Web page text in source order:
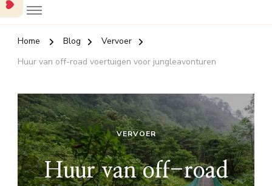
Home Blog
Vervoer
Huur van off-road voertuigen voor jungleavonturen
VERVOER
Huur van off-road